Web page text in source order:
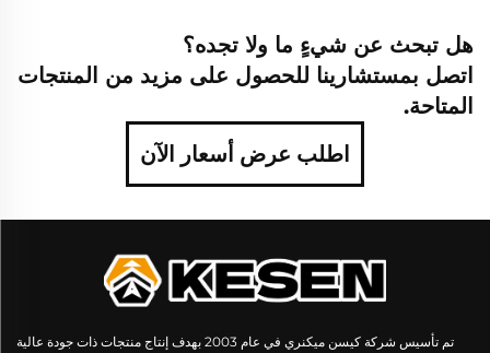
هل تبحث عن شيءٍ ما ولا تجده؟
اتصل بمستشارينا للحصول على مزيد من المنتجات
المتاحة.
اطلب عرض أسعار الآن
تم تأسيس شركة كيسن ميكنري في عام 2003 بهدف إنتاج منتجات ذات جودة عالية